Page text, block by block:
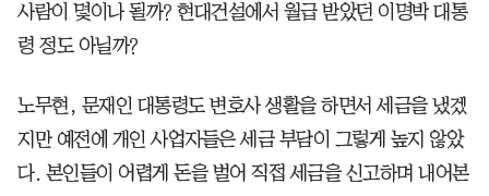
사람이 몇이나 될까? 현대건설에서 월급 받았던 이명박 대통
령 정도 아닐까?
노무현, 문재인 대통령도 변호사 생활을 하면서 세금을 냈겠
지만 예전에 개인 사업자들은 세금 부담이 그렇게 높지 않았
다. 본인들이 어렵게 돈을 벌어 직접 세금을 신고하며 내어본